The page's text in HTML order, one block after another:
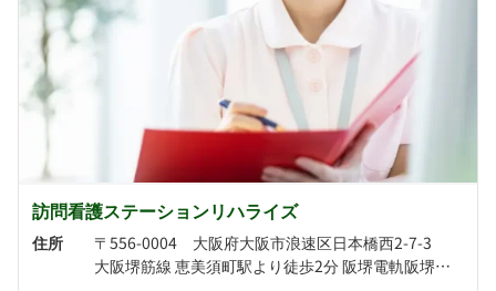
訪問看護ステーションリハライズ
住所
〒556-0004 大阪府大阪市浪速区日本橋西2-7-3
大阪堺筋線 恵美須町駅より徒歩2分 阪堺電軌阪堺線 恵美須町駅より徒歩3分